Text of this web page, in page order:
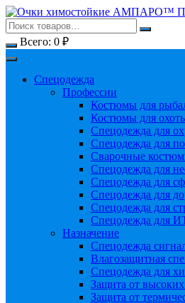
Перейти
к
содержимому
Всего: 0 ₽
Спецодежда
Профессии
Костюмы для
Костюмы для
Спецодежда для
Спецодежда для
Сварочные
Спецодежда для
Спецодежда для
Спецодежда для
Спецодежда для
Спецодежда для
Назначение
Спецодежда
Влагозащитная
Спецодежда для
Защита от
Защита от